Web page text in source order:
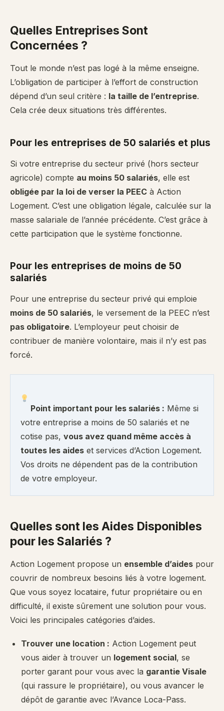
Quelles Entreprises Sont
Concernées ?
Tout le monde n’est pas logé à la même enseigne.
L’obligation de participer à l’effort de construction
dépend d’un seul critère : la taille de l’entreprise.
Cela crée deux situations très différentes.
Pour les entreprises de 50 salariés et plus
Si votre entreprise du secteur privé (hors secteur
agricole) compte au moins 50 salariés, elle est
obligée par la loi de verser la PEEC à Action
Logement. C’est une obligation légale, calculée sur la
masse salariale de l’année précédente. C’est grâce à
cette participation que le système fonctionne.
Pour les entreprises de moins de 50
salariés
Pour une entreprise du secteur privé qui emploie
moins de 50 salariés, le versement de la PEEC n’est
pas obligatoire. L’employeur peut choisir de
contribuer de manière volontaire, mais il n’y est pas
forcé.
Point important pour les salariés : Même si
votre entreprise a moins de 50 salariés et ne
cotise pas, vous avez quand même accès à
toutes les aides et services d’Action Logement.
Vos droits ne dépendent pas de la contribution
de votre employeur.
Quelles sont les Aides Disponibles
pour les Salariés ?
Action Logement propose un ensemble d’aides pour
couvrir de nombreux besoins liés à votre logement.
Que vous soyez locataire, futur propriétaire ou en
difficulté, il existe sûrement une solution pour vous.
Voici les principales catégories d’aides.
Trouver une location : Action Logement peut
vous aider à trouver un logement social, se
porter garant pour vous avec la garantie Visale
(qui rassure le propriétaire), ou vous avancer le
dépôt de garantie avec l’Avance Loca-Pass.